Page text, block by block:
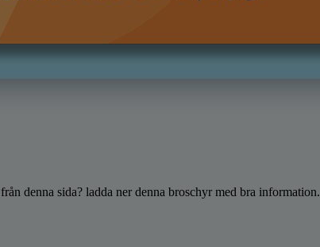
denna sida? ladda ner denna broschyr med bra information.